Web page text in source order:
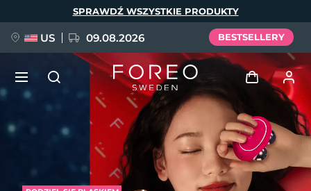
SPRAWDŹ WSZYSTKIE PRODUKTY
US 09.08.2026 BESTSELLERY
Zaloguj
Profil użytkownika
NOWOŚĆ
BREAKING NEWS
English Deutsch
Español